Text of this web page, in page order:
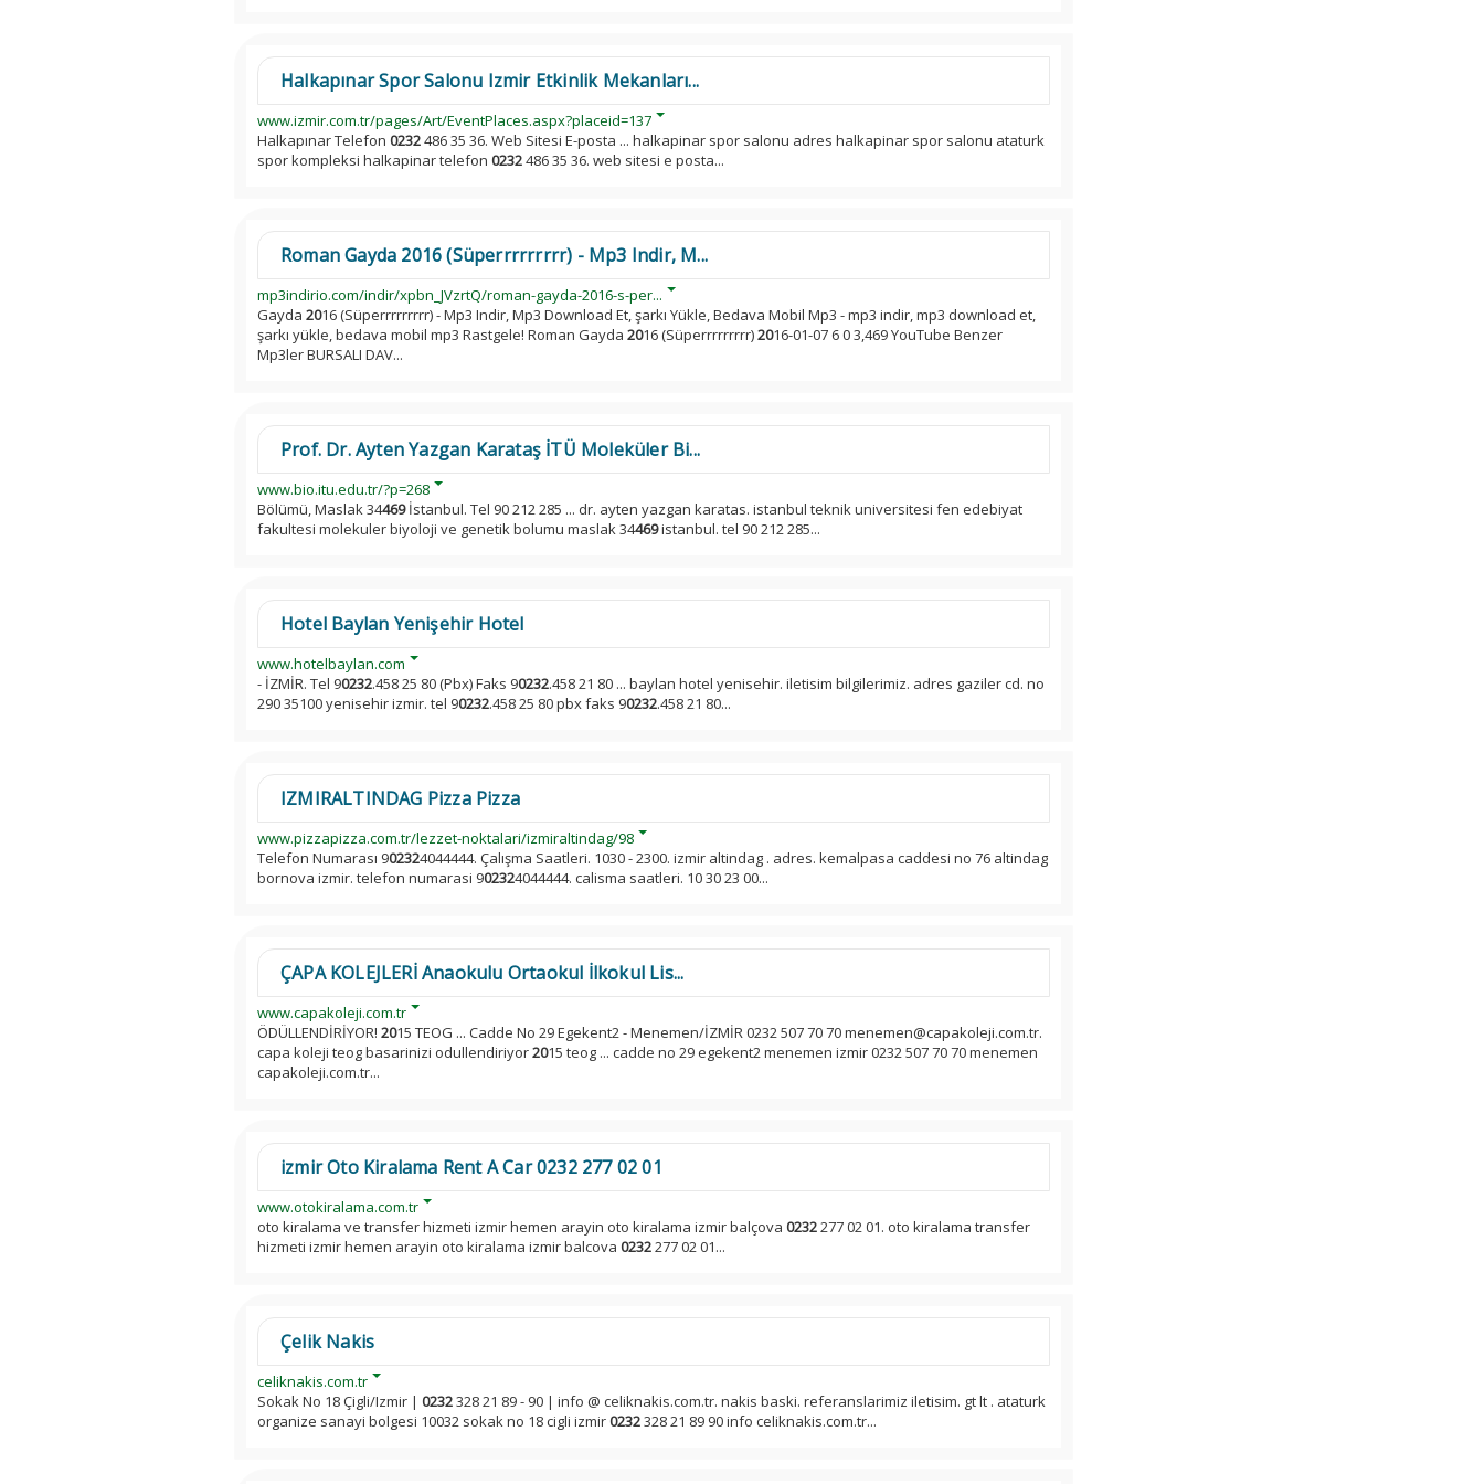
Halkapınar Spor Salonu Izmir Etkinlik Mekanları...
www.izmir.com.tr/pages/Art/EventPlaces.aspx?placeid=137
Halkapınar Telefon 0232486 35 36. Web Sitesi E-posta ... halkapinar spor salonu adres halkapinar spor salonu ataturk
spor kompleksi halkapinar telefon 0232486 35 36. web sitesi e posta...
Roman Gayda 2016 (Süperrrrrrrrr) - Mp3 Indir, M...
mp3indirio.com/indir/xpbn_JVzrtQ/roman-gayda-2016-s-per...
Gayda 2016 (Süperrrrrrrrr) - Mp3 Indir, Mp3 Download Et, şarkı Yükle, Bedava Mobil Mp3 - mp3 indir, mp3 download et,
şarkı yükle, bedava mobil mp3 Rastgele! Roman Gayda 2016 (Süperrrrrrrrr)2016-01-07 6 0 3,469 YouTube Benzer
Mp3ler BURSALI DAV...
Prof. Dr. Ayten Yazgan Karataş İTÜ Moleküler Bi...
www.bio.itu.edu.tr/?p=268
Bölümü, Maslak 34469İstanbul. Tel 90 212 285 ... dr. ayten yazgan karatas. istanbul teknik universitesi fen edebiyat
fakultesi molekuler biyoloji ve genetik bolumu maslak 34469istanbul. tel 90 212 285...
Hotel Baylan Yenişehir Hotel
www.hotelbaylan.com
- İZMİR. Tel 90232.458 25 80 (Pbx) Faks 90232.458 21 80 ... baylan hotel yenisehir. iletisim bilgilerimiz. adres gaziler cd. no
290 35100 yenisehir izmir. tel 90232.458 25 80 pbx faks 90232.458 21 80...
IZMIRALTINDAG Pizza Pizza
www.pizzapizza.com.tr/lezzet-noktalari/izmiraltindag/98
Telefon Numarası 902324044444. Çalışma Saatleri. 1030 - 2300. izmir altindag . adres. kemalpasa caddesi no 76 altindag
bornova izmir. telefon numarasi 902324044444. calisma saatleri. 10 30 23 00...
ÇAPA KOLEJLERİ Anaokulu Ortaokul İlkokul Lis...
www.capakoleji.com.tr
ÖDÜLLENDİRİYOR! 2015 TEOG ... Cadde No 29 Egekent2 - Menemen/İZMİR 0232 507 70 70 menemen@capakoleji.com.tr.
capa koleji teog basarinizi odullendiriyor2015 teog ... cadde no 29 egekent2 menemen izmir 0232 507 70 70 menemen
capakoleji.com.tr...
izmir Oto Kiralama Rent A Car 0232 277 02 01
www.otokiralama.com.tr
oto kiralama ve transfer hizmeti izmir hemen arayin oto kiralama izmir balçova 0232277 02 01. oto kiralama transfer
hizmeti izmir hemen arayin oto kiralama izmir balcova 0232277 02 01...
Çelik Nakis
celiknakis.com.tr
Sokak No 18 Çigli/Izmir | 0232328 21 89 - 90 | info @ celiknakis.com.tr. nakis baski. referanslarimiz iletisim. gt lt . ataturk
organize sanayi bolgesi 10032 sokak no 18 cigli izmir0232328 21 89 90 info celiknakis.com.tr...